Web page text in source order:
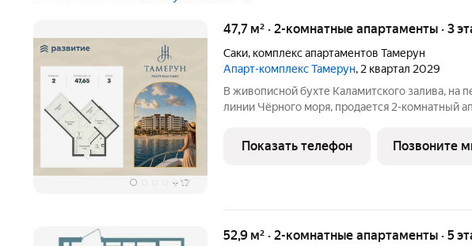
+ 17
47,7 м² · 2-комнатные апартаменты · 3
Саки, комплекс апартаментов Тамерун
Апарт-комплекс Тамерун, 2 квартал 2029
В живописной бухте Каламитского залива, на
линии Чёрного моря, продается 2-комнатный
этаже, в апарт-комплексе премиум-класса
проекта
Показать телефон Позвоните
52,9 м² · 2-комнатные апартаменты · 5